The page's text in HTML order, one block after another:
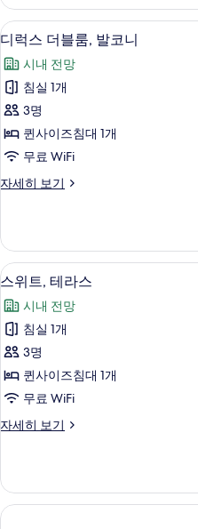
자
세
히
보
기
디
럭
스
더
블
룸,
코
사
진
모
두
보
기
7
디럭스 더블룸, 발코니
시내 전망
침실 1개
3명
퀸사이즈침대 1개
무료 WiFi
자세히 보기
디
블
룸,
발
니
자
세
히
보
기
스
위
트,
테
라
스
진
두
보
6
스위트, 테라스
시내 전망
침실 1개
3명
퀸사이즈침대 1개
무료 WiFi
자세히 보기
스
라
스
자